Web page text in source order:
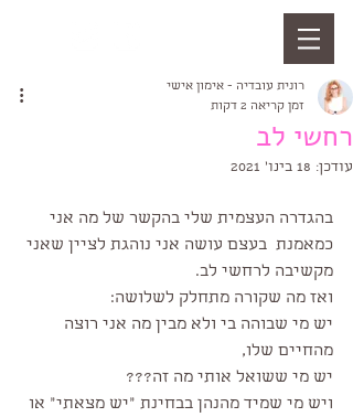
רחשי לב
רונית עובדיה - אימון אישי
זמן קריאה 2 דקות
עודכן: 18 בינו׳ 2021
בהגדרה העצמית שלי בהקשר של מה אני
כמאמנת  בעצם עושה אני נוהגת לציין שאני
מקשיבה לרחשי לב.
ואז מה שקורה מתחלק לשלושה:
יש מי שבוהה בי ולא מבין מה אני רוצה
מהחיים שלו,
יש מי ששואל אותי מה זה???
ויש מי שמיד מהנהן בבחינת "יש מצאתי" או